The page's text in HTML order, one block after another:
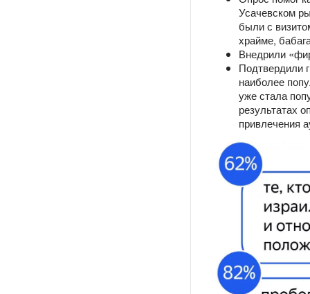
Усачевском
были с
храйме,
Внедрили
Подтвердили
наиболее
уже стала
результатах
привлечения